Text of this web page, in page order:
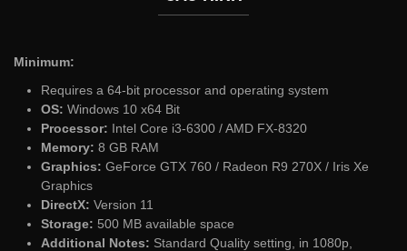
Minimum:
Requires a 64-bit processor and operating system
OS: Windows 10 x64 Bit
Processor: Intel Core i3-6300 / AMD FX-8320
Memory: 8 GB RAM
Graphics: GeForce GTX 760 / Radeon R9 270X / Iris Xe
Graphics
DirectX: Version 11
Storage: 500 MB available space
Additional Notes: Standard Quality setting, in 1080p,